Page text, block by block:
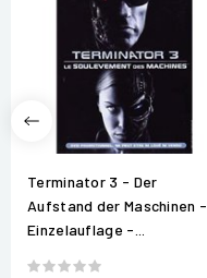
Terminator 3 - Der
Aufstand der Maschinen -
Einzelauflage -...